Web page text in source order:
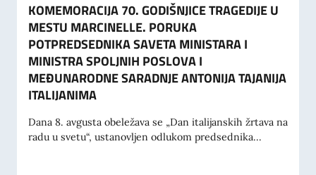
KOMEMORACIJA 70. GODIŠNJICE TRAGEDIJE U
MESTU MARCINELLE. PORUKA
POTPREDSEDNIKA SAVETA MINISTARA I
MINISTRA SPOLJNIH POSLOVA I
MEĐUNARODNE SARADNJE ANTONIJA TAJANIJA
ITALIJANIMA
Dana 8. avgusta obeležava se „Dan italijanskih žrtava na
radu u svetu“, ustanovljen odlukom predsednika...